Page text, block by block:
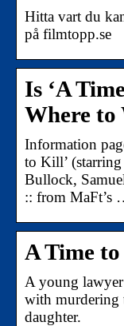
Hitta vart du
på filmtopp.se
Is ‘A
Where to
Information
to Kill’
Bullock,
:: from MaFt’s
A Time
A young lawyer
with murdering
daughter.